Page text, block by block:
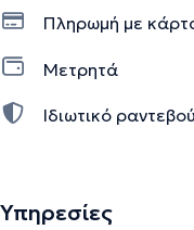
Πληρωμή με
Μετρητά
Ιδιωτικό ραντεβού
Υπηρεσίες